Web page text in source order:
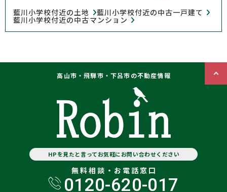
藍川小学校付近の土地
藍川小学校付近の中古一戸建て
藍川小学校付近の中古マンション
高山市・飛騨市・下呂市の不動産情報
HPを見たと言ってお気軽にお問い合わせください
無料相談・お電話窓口
0120-620-017